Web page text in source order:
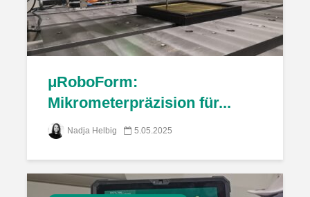
μRoboForm:
Mikrometerpräzision für...
Nadja Helbig 5.05.2025